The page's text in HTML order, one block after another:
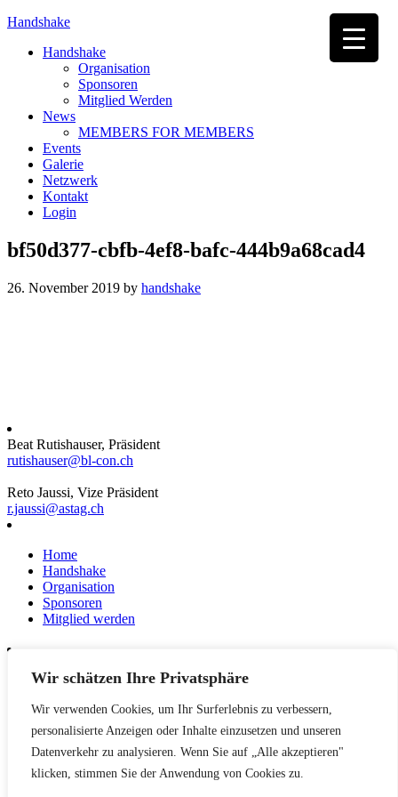
Wir schätzen Ihre Privatsphäre
Wir verwenden Cookies, um Ihr Surferlebnis zu verbessern,
personalisierte Anzeigen oder Inhalte einzusetzen und unseren
Datenverkehr zu analysieren. Wenn Sie auf „Alle akzeptieren"
klicken, stimmen Sie der Anwendung von Cookies zu.
Handshake
Handshake
Organisation
Sponsoren
Mitglied Werden
News
MEMBERS FOR MEMBERS
Events
Galerie
Netzwerk
Kontakt
Login
bf50d377-cbfb-4ef8-bafc-444b9a68cad4
26. November 2019 by handshake
Beat Rutishauser, Präsident
rutishauser@bl-con.ch
Reto Jaussi, Vize Präsident
r.jaussi@astag.ch
Home
Handshake
Organisation
Sponsoren
Mitglied werden
News
Netzwerk
Kontakt